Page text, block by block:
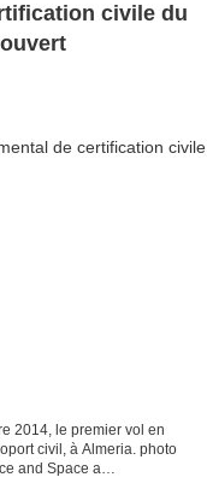
civile du
2014, le premier vol en
civil, à Almeria. photo
and Space a